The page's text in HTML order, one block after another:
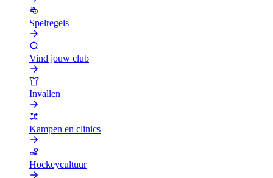
Spelregels
Vind jouw club
Invallen
Kampen en clinics
Hockeycultuur